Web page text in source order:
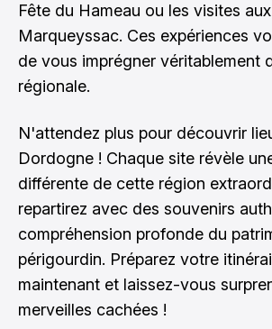
Fête du Hameau ou les visites
Marqueyssac. Ces expériences
de vous imprégner véritablement
régionale.
N'attendez plus pour découvrir
Dordogne ! Chaque site révèle
différente de cette région
repartirez avec des souvenirs
compréhension profonde du
périgourdin. Préparez votre
maintenant et laissez-vous
merveilles cachées !